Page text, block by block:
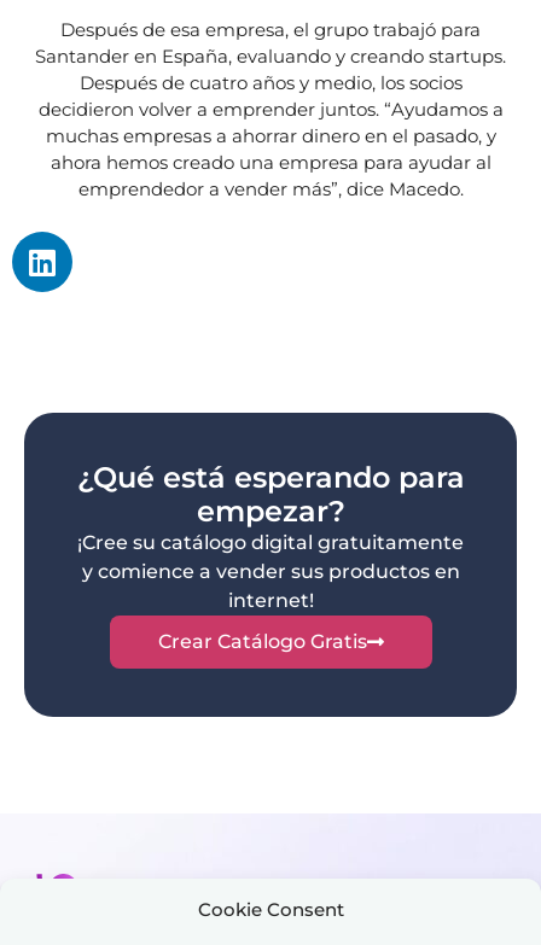
Cookie Consent
Después de esa empresa, el grupo trabajó para
Santander en España, evaluando y creando startups.
Después de cuatro años y medio, los socios
decidieron volver a emprender juntos. “Ayudamos a
muchas empresas a ahorrar dinero en el pasado, y
ahora hemos creado una empresa para ayudar al
emprendedor a vender más”, dice Macedo.
¿Qué está esperando para
empezar?
¡Cree su catálogo digital gratuitamente
y comience a vender sus productos en
internet!
Crear Catálogo Gratis